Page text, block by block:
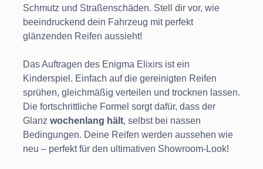
Schmutz und Straßenschäden. Stell dir vor, wie
beeindruckend dein Fahrzeug mit perfekt
glänzenden Reifen aussieht!
Das Auftragen des Enigma Elixirs ist ein
Kinderspiel. Einfach auf die gereinigten Reifen
sprühen, gleichmäßig verteilen und trocknen lassen.
Die fortschrittliche Formel sorgt dafür, dass der
Glanz wochenlang hält, selbst bei nassen
Bedingungen. Deine Reifen werden aussehen wie
neu – perfekt für den ultimativen Showroom-Look!